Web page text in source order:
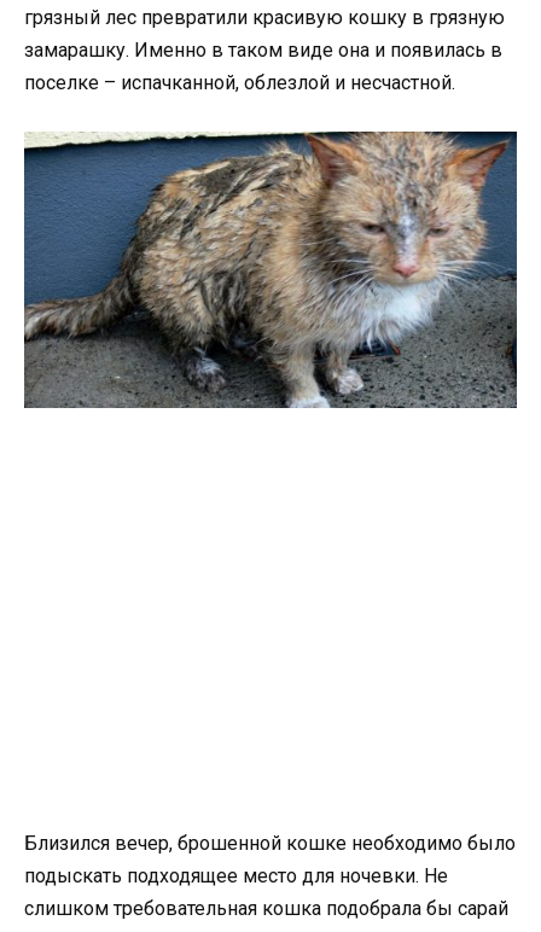
грязный лес превратили красивую кошку в грязную
замарашку. Именно в таком виде она и появилась в
поселке – испачканной, облезлой и несчастной.
Близился вечер, брошенной кошке необходимо было
подыскать подходящее место для ночевки. Не
слишком требовательная кошка подобрала бы сарай